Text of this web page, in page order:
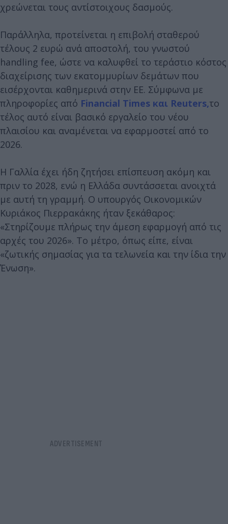
χρεώνεται τους αντίστοιχους δασμούς.
Παράλληλα, προτείνεται η επιβολή σταθερού
τέλους 2 ευρώ ανά αποστολή, του γνωστού
handling fee, ώστε να καλυφθεί το τεράστιο κόστος
διαχείρισης των εκατομμυρίων δεμάτων που
εισέρχονται καθημερινά στην ΕΕ. Σύμφωνα με
πληροφορίες από Financial Times και Reuters,το
τέλος αυτό είναι βασικό εργαλείο του νέου
πλαισίου και αναμένεται να εφαρμοστεί από το
2026.
Η Γαλλία έχει ήδη ζητήσει επίσπευση ακόμη και
πριν το 2028, ενώ η Ελλάδα συντάσσεται ανοιχτά
με αυτή τη γραμμή. Ο υπουργός Οικονομικών
Κυριάκος Πιερρακάκης ήταν ξεκάθαρος:
«Στηρίζουμε πλήρως την άμεση εφαρμογή από τις
αρχές του 2026». Το μέτρο, όπως είπε, είναι
«ζωτικής σημασίας για τα τελωνεία και την ίδια την
Ένωση».